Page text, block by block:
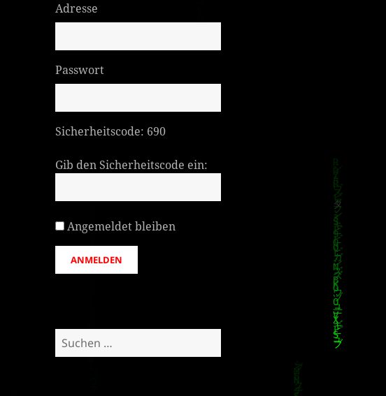
Adresse
Passwort
Sicherheitscode: 690
Gib den Sicherheitscode ein:
Angemeldet bleiben
ANMELDEN
Suchen
nach: